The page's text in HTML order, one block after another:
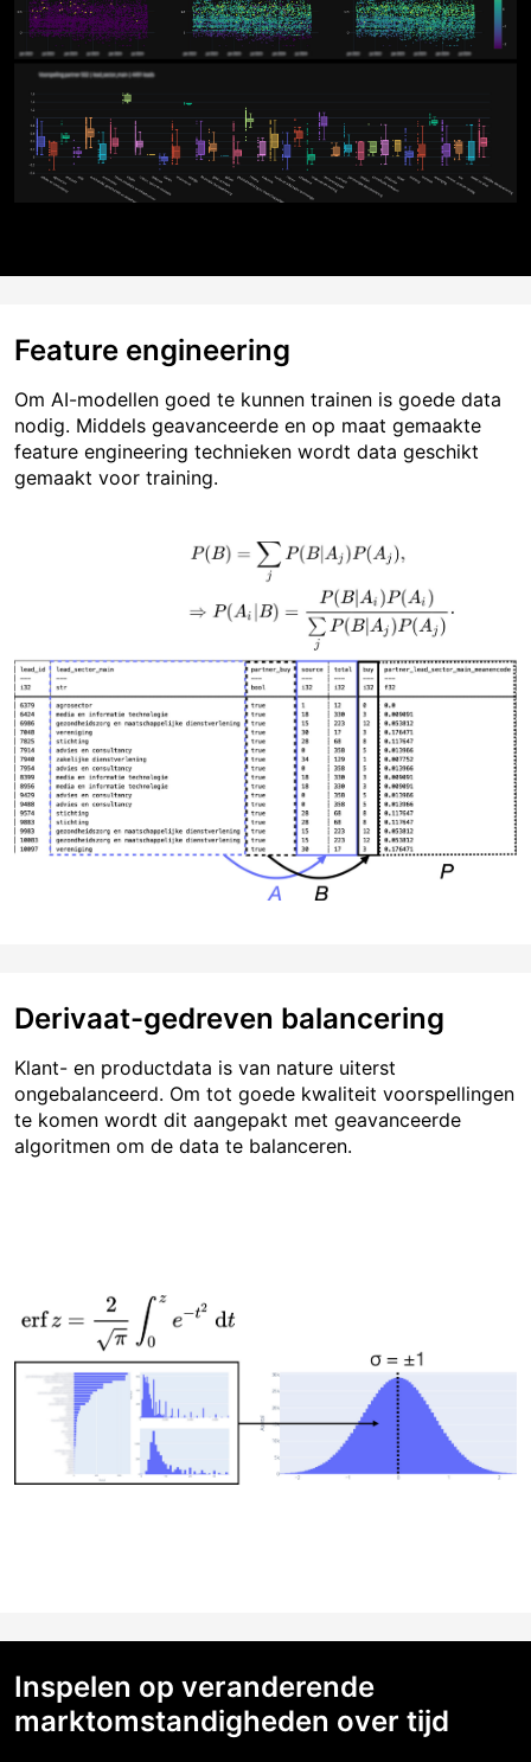
Feature engineering
Om AI-modellen goed te kunnen trainen is goede data
nodig. Middels geavanceerde en op maat gemaakte
feature engineering technieken wordt data geschikt
gemaakt voor training.
Derivaat-gedreven balancering
Klant- en productdata is van nature uiterst
ongebalanceerd. Om tot goede kwaliteit voorspellingen
te komen wordt dit aangepakt met geavanceerde
algoritmen om de data te balanceren.
Inspelen op veranderende
marktomstandigheden over tijd